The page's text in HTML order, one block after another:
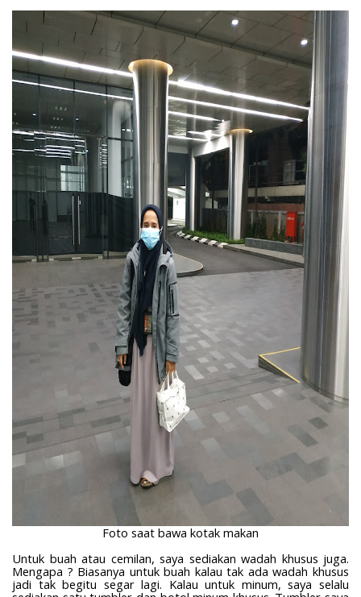
Foto saat bawa kotak makan
Untuk buah atau cemilan, saya sediakan wadah khusus juga.
Mengapa ? Biasanya untuk buah kalau tak ada wadah khusus
jadi tak begitu segar lagi. Kalau untuk minum, saya selalu